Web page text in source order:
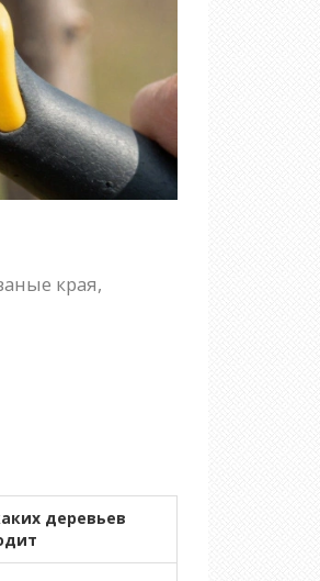
края,
деревьев